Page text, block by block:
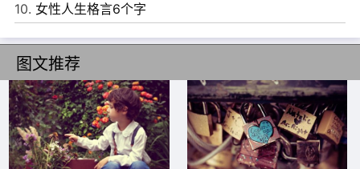
生的残酷在于，绝少或者没有人能一路相陪。所以，人，注
定了要学会一个人走。
9、爱到浪漫，是刚开始。爱到痛苦，是要分手。爱到平
淡，就该结婚。感情发展到不同时期，就要做不同事。没有
一辈子的浪漫和甜蜜，真正能长伴你身边的，只是慢慢老去
的熟悉。情浓时说的一切都不可信，情淡时的每一天才是
10. 女性人生格言6个字
图文推荐